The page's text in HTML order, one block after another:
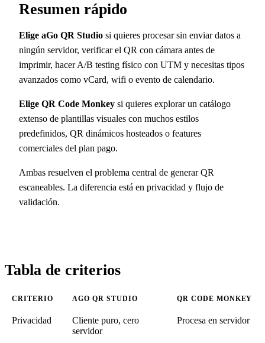
Resumen rápido
Elige aGo QR Studio si quieres procesar sin enviar datos a
ningún servidor, verificar el QR con cámara antes de
imprimir, hacer A/B testing físico con UTM y necesitas tipos
avanzados como vCard, wifi o evento de calendario.
Elige QR Code Monkey si quieres explorar un catálogo
extenso de plantillas visuales con muchos estilos
predefinidos, QR dinámicos hosteados o features
comerciales del plan pago.
Ambas resuelven el problema central de generar QR
escaneables. La diferencia está en privacidad y flujo de
validación.
Tabla de criterios
CRITERIO AGO QR STUDIO QR CODE MONKEY
Privacidad
Cliente puro, cero
servidor
Procesa en servidor